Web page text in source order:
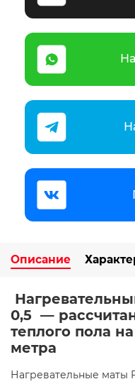
Описание
0,5 —
теплого пола
метра
Нагревательные маты